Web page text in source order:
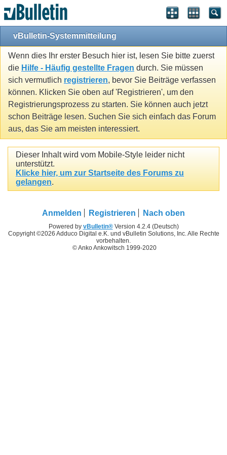
vBulletin-Systemmitteilung
Wenn dies Ihr erster Besuch hier ist, lesen Sie bitte zuerst
die Hilfe - Häufig gestellte Fragen durch. Sie müssen
sich vermutlich registrieren, bevor Sie Beiträge verfassen
können. Klicken Sie oben auf 'Registrieren', um den
Registrierungsprozess zu starten. Sie können auch jetzt
schon Beiträge lesen. Suchen Sie sich einfach das Forum
aus, das Sie am meisten interessiert.
Dieser Inhalt wird vom Mobile-Style leider nicht
unterstützt.
Klicke hier, um zur Startseite des Forums zu
gelangen.
Anmelden Registrieren Nach oben
Powered by vBulletin®Version 4.2.4 (Deutsch)
Copyright ©2026 Adduco Digital e.K. und vBulletin Solutions, Inc. Alle Rechte
vorbehalten.
© Anko Ankowitsch 1999-2020